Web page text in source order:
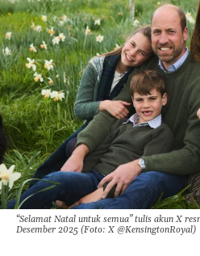
“Selamat Natal untuk semua” tulis akun X
Desember 2025 (Foto: X @KensingtonRoyal)